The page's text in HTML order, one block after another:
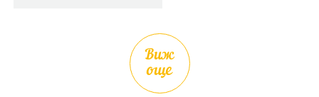
Виж
още